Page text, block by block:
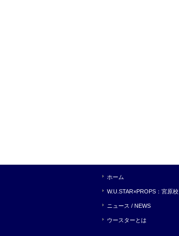
ホーム
W.U.STAR×PROPS：宮原校
ニュース / NEWS
ウースターとは